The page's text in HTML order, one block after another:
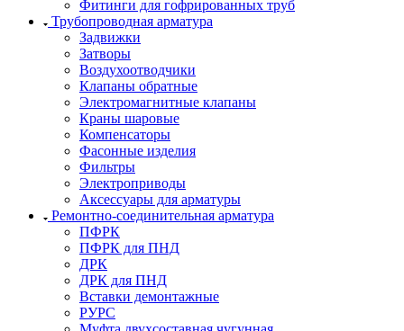
Фитинги для гофрированных труб
Трубопроводная арматура
Задвижки
Затворы
Воздухоотводчики
Клапаны обратные
Электромагнитные клапаны
Краны шаровые
Компенсаторы
Фасонные изделия
Фильтры
Электроприводы
Аксессуары для арматуры
Ремонтно-соединительная арматура
ПФРК
ПФРК для ПНД
ДРК
ДРК для ПНД
Вставки демонтажные
РУРС